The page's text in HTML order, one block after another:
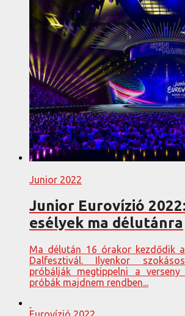
Junior 2022
Junior Eurovízió
esélyek ma délutánra
Ma délután 16 órakor kezdődik
Dalfesztivál. Ilyenkor
próbálják megtippelni a verseny
próbák majdnem rendben...